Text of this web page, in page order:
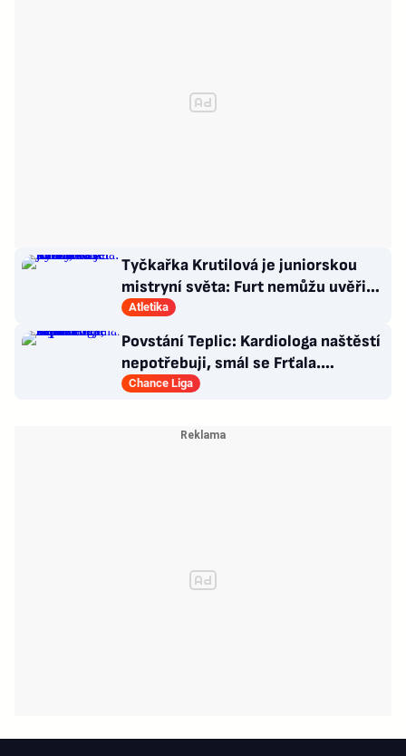
Tyčkařka Krutilová je juniorskou
mistryní světa: Furt nemůžu uvěřit,
co se stalo!
Atletika
Povstání Teplic: Kardiologa naštěstí
nepotřebuji, smál se Frťala.
Promluvil o zájmu Plzně
Chance Liga